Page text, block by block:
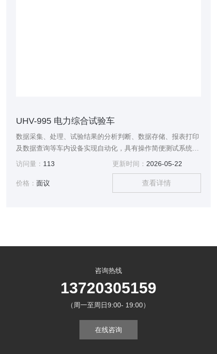
UHV-995 电力综合试验车
数据采集、处理、试验结果的分析判断、数据存储、报表打印
及数据查询等车内设备实现自动化，具有操作简便测试系统采
用盘柜式和储柜式结构，装于车内
访问量： 113 更新时间： 2026-05-22
价格：面议 查看详情
咨询热线
13720305159
（周一至周日9:00- 19:00）
在线咨询